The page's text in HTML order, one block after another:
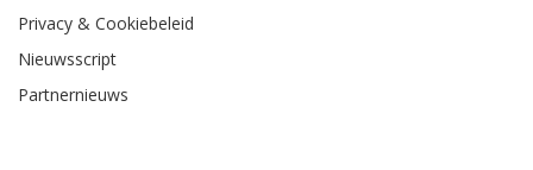
Privacy & Cookiebeleid
Nieuwsscript
Partnernieuws